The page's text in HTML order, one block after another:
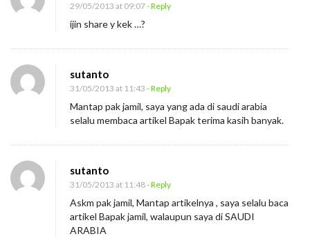
29/05/2013 at 09:07- Reply
ijin share y kek …?
sutanto
31/05/2013 at 11:43 - Reply
Mantap pak jamil, saya yang ada di saudi arabia
selalu membaca artikel Bapak terima kasih banyak.
sutanto
31/05/2013 at 11:48- Reply
Askm pak jamil, Mantap artikelnya , saya selalu baca
artikel Bapak jamil, walaupun saya di SAUDI
ARABIA